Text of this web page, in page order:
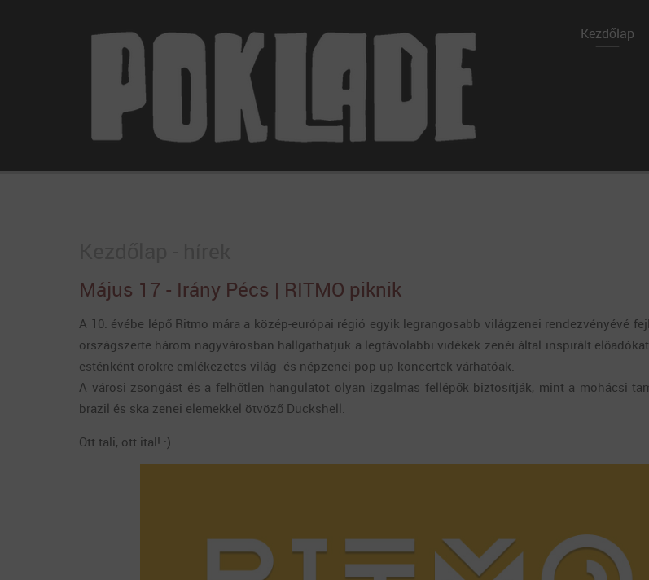
Kezdőlap
Május 17 - Irány Pécs | RITMO piknik
A 10. évébe lépő Ritmo mára a közép-európai régió egyik legrangosabb világzenei rendezvényévé
országszerte három nagyvárosban hallgathatjuk a legtávolabbi vidékek zenéi által inspirált
esténként örökre emlékezetes világ- és népzenei pop-up koncertek várhatóak.
A városi zsongást és a felhőtlen hangulatot olyan izgalmas fellépők biztosítják, mint a mohácsi
brazil és ska zenei elemekkel ötvöző Duckshell.
Ott tali, ott ital! :)